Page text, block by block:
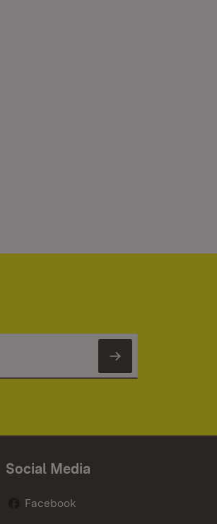
Newsletter
Social Media
Facebook